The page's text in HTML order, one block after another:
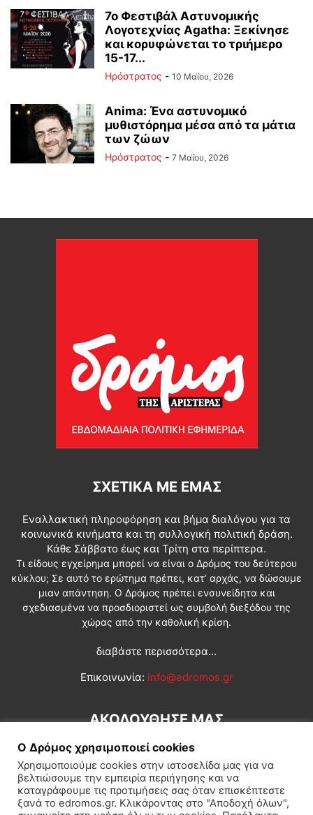
7ο Φεστιβάλ Αστυνομικής
Λογοτεχνίας Agatha: Ξεκίνησε
και κορυφώνεται το τριήμερο
15-17...
Ηρόστρατος - 10 Μαΐου, 2026
Anima: Ένα αστυνομικό
μυθιστόρημα μέσα από τα μάτια
των ζώων
Ηρόστρατος - 7 Μαΐου, 2026
ΣΧΕΤΙΚΆ ΜΕ ΕΜΆΣ
Εναλλακτική πληροφόρηση και βήμα διαλόγου για τα
κοινωνικά κινήματα και τη συλλογική πολιτική δράση.
Κάθε Σάββατο έως και Τρίτη στα περίπτερα.
Τι είδους εγχείρημα μπορεί να είναι ο Δρόμος του δεύτερου
κύκλου; Σε αυτό το ερώτημα πρέπει, κατ’ αρχάς, να δώσουμε
μιαν απάντηση. Ο Δρόμος πρέπει ενσυνείδητα και
σχεδιασμένα να προσδιοριστεί ως συμβολή διεξόδου της
χώρας από την καθολική κρίση.
διαβάστε περισσότερα...
Επικοινωνία: info@edromos.gr
ΑΚΟΛΟΥΘΗΣΕ ΜΑΣ
Ο Δρόμος χρησιμοποιεί cookies
Χρησιμοποιούμε cookies στην ιστοσελίδα μας για να
βελτιώσουμε την εμπειρία περιήγησης και να
καταγράφουμε τις προτιμήσεις σας όταν επισκέπτεστε
ξανά το edromos.gr. Κλικάροντας στο "Αποδοχή όλων",